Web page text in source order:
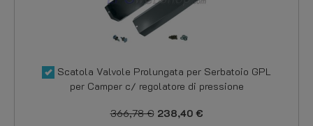
Scatola Valvole Prolungata per Serbatoio GPL
per Camper c/ regolatore di pressione
366,78 € 238,40 €